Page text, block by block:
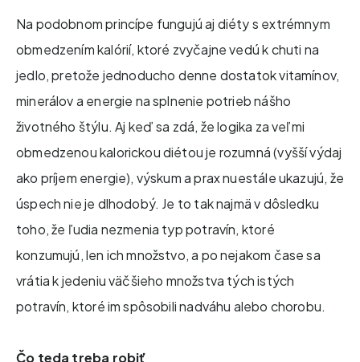
Na podobnom princípe fungujú aj diéty s extrémnym
obmedzením kalórií, ktoré zvyčajne vedú k chuti na
jedlo, pretože jednoducho denne dostatok vitamínov,
minerálov a energie na splnenie potrieb nášho
životného štýlu. Aj keď sa zdá, že logika za veľmi
obmedzenou kalorickou diétou je rozumná (vyšší výdaj
ako príjem energie), výskum a prax nuestále ukazujú, že
úspech nie je dlhodobý. Je to tak najmä v dôsledku
toho, že ľudia nezmenia typ potravín, ktoré
konzumujú, len ich množstvo, a po nejakom čase sa
vrátia k jedeniu väčšieho množstva tých istých
potravín, ktoré im spôsobili nadváhu alebo chorobu.
Čo teda treba robiť